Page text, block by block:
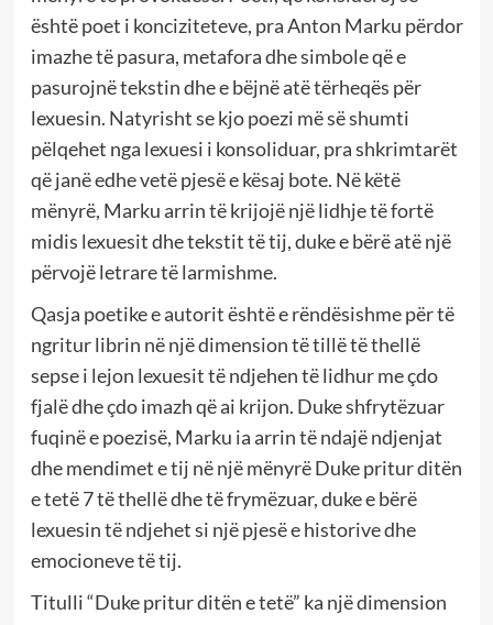
është poet i konciziteteve, pra Anton Marku përdor
imazhe të pasura, metafora dhe simbole që e
pasurojnë tekstin dhe e bëjnë atë tërheqës për
lexuesin. Natyrisht se kjo poezi më së shumti
pëlqehet nga lexuesi i konsoliduar, pra shkrimtarët
që janë edhe vetë pjesë e kësaj bote. Në këtë
mënyrë, Marku arrin të krijojë një lidhje të fortë
midis lexuesit dhe tekstit të tij, duke e bërë atë një
përvojë letrare të larmishme.
Qasja poetike e autorit është e rëndësishme për të
ngritur librin në një dimension të tillë të thellë
sepse i lejon lexuesit të ndjehen të lidhur me çdo
fjalë dhe çdo imazh që ai krijon. Duke shfrytëzuar
fuqinë e poezisë, Marku ia arrin të ndajë ndjenjat
dhe mendimet e tij në një mënyrë Duke pritur ditën
e tetë 7 të thellë dhe të frymëzuar, duke e bërë
lexuesin të ndjehet si një pjesë e historive dhe
emocioneve të tij.
Titulli “Duke pritur ditën e tetë” ka një dimension